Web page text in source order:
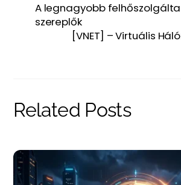
A legnagyobb
szereplők
[VNET] – Virtuális
Related Posts